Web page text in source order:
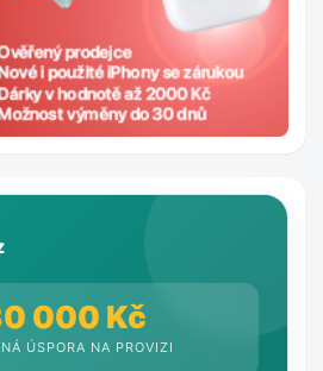
000 Kč
ÚSPORA NA PROVIZI